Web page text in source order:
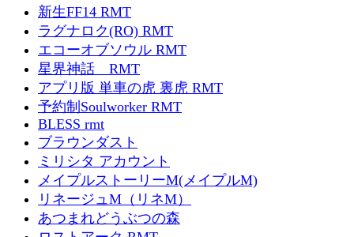
新生FF14 RMT
ラグナロク(RO) RMT
エコーオブソウル RMT
星界神話 RMT
アプリ版 単車の虎 裏虎 RMT
予約制Soulworker RMT
BLESS rmt
ブラウンダスト
ミリシタ アカウント
メイプルストーリーM(メイプルM)
リネージュM（リネM）
あつまれどうぶつの森